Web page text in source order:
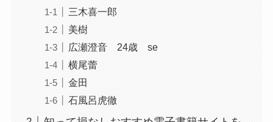
三木喜一郎
美樹
広瀬澄音 24歳 se
横尾蕾
金田
石風呂虎徹